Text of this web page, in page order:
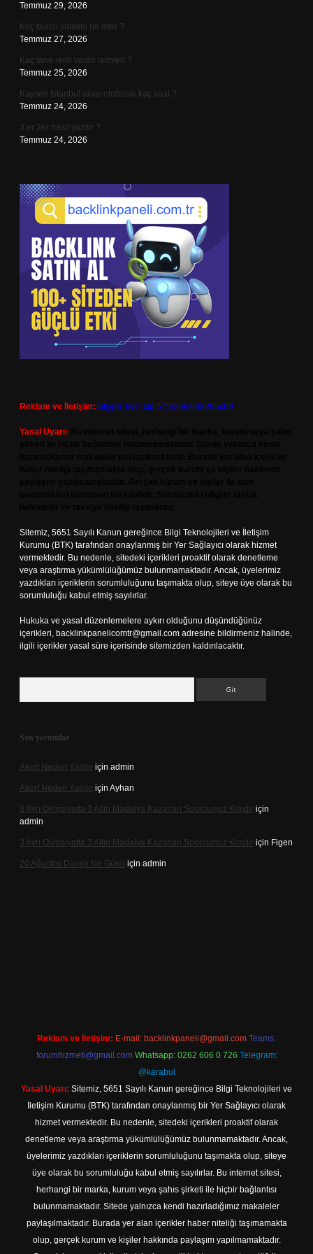
Temmuz 29, 2026
Koç burcu yatakta ne ister ?
Temmuz 27, 2026
Kaç tane renk vardır isimleri ?
Temmuz 25, 2026
Kayseri İstanbul arası otobüsle kaç saat ?
Temmuz 24, 2026
3 er 3er nasıl yazılır ?
Temmuz 24, 2026
Reklam ve İletişim: Skype: live:.cid.575569c608265c69
Yasal Uyarı:
Sitemiz, 5651 Sayılı Kanun gereğince Bilgi Teknolojileri ve İletişim
Kurumu (BTK) tarafından onaylanmış bir Yer Sağlayıcı olarak hizmet
vermektedir. Bu nedenle, sitedeki içerikleri proaktif olarak denetleme
veya araştırma yükümlülüğümüz bulunmamaktadır. Ancak, üyelerimiz
yazdıkları içeriklerin sorumluluğunu taşımakta olup, siteye üye olarak bu
sorumluluğu kabul etmiş sayılırlar.
Hukuka ve yasal düzenlemelere aykırı olduğunu düşündüğünüz
içerikleri, backlinkpanelicomtr@gmail.com adresine bildirmeniz halinde,
ilgili içerikler yasal süre içerisinde sitemizden kaldırılacaktır.
Son yorumlar
Akort Neden Yapılır için admin
Akort Neden Yapılır için Ayhan
3 Ayrı Olimpiyatta 3 Altın Madalya Kazanan Sporcumuz Kimdir için
admin
3 Ayrı Olimpiyatta 3 Altın Madalya Kazanan Sporcumuz Kimdir için Figen
20 Ağustos Dünya Ne Günü için admin
Reklam ve İletişim: E-mail: backlinkpaneli@gmail.com Teams:
forumhizmeti@gmail.com Whatsapp: 0262 606 0 726 Telegram:
@karabul
Yasal Uyarı: Sitemiz, 5651 Sayılı Kanun gereğince Bilgi Teknolojileri ve
İletişim Kurumu (BTK) tarafından onaylanmış bir Yer Sağlayıcı olarak
hizmet vermektedir. Bu nedenle, sitedeki içerikleri proaktif olarak
denetleme veya araştırma yükümlülüğümüz bulunmamaktadır. Ancak,
üyelerimiz yazdıkları içeriklerin sorumluluğunu taşımakta olup, siteye
üye olarak bu sorumluluğu kabul etmiş sayılırlar. Bu internet sitesi,
herhangi bir marka, kurum veya şahıs şirketi ile hiçbir bağlantısı
bulunmamaktadır. Sitede yalnızca kendi hazırladığımız makaleler
paylaşılmaktadır. Burada yer alan içerikler haber niteliği taşımamakta
olup, gerçek kurum ve kişiler hakkında paylaşım yapılmamaktadır.